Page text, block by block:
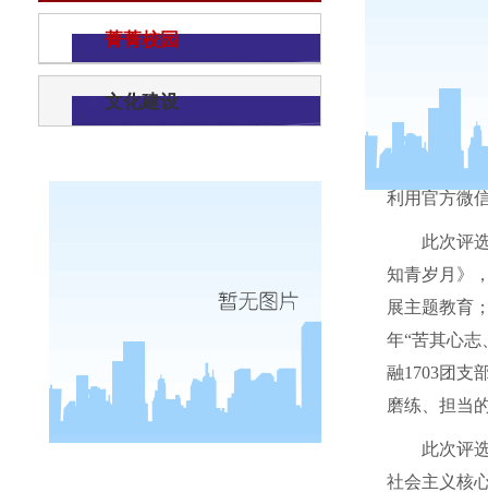
菁菁校园
文化建设
为团结
利用官方微
此次评
知青岁月》
展主题教育
年“苦其心
融1703团支
磨练、担当
此次评
社会主义核